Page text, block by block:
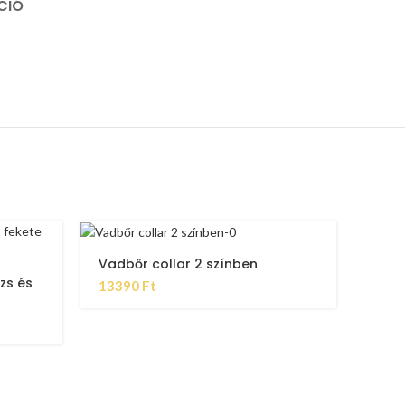
és
Vadbőr collar 2 színben
13390 Ft